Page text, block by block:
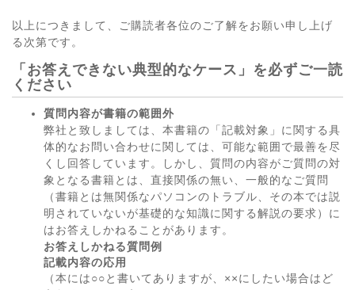
以上につきまして、ご購読者各位のご了解をお願い申し上げ
る次第です。
「お答えできない典型的なケース」を必ずご一読
ください
質問内容が書籍の範囲外
弊社と致しましては、本書籍の「記載対象」に関する具
体的なお問い合わせに関しては、可能な範囲で最善を尽
くし回答しています。しかし、質問の内容がご質問の対
象となる書籍とは、直接関係の無い、一般的なご質問
（書籍とは無関係なパソコンのトラブル、その本では説
明されていないが基礎的な知識に関する解説の要求）に
はお答えしかねることがあります。
お答えしかねる質問例
記載内容の応用
（本には○○と書いてありますが、××にしたい場合はど